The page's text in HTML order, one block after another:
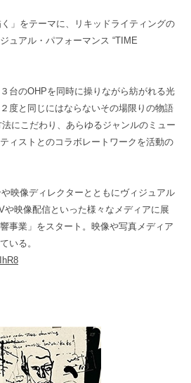
」をテーマに、リキッドライティングの
ュアル・パフォーマンス “TIME
台のOHPを同時に操りながら紡がれる光
度と同じにはならないその場限りの物語
にこだわり、あらゆるジャンルのミュー
ィストとのコラボレートワークを活動の
映像ディレクターとともにヴィジュアル
や映像配信といった様々なメディアに展
事業」をスタート。映像や写真メディア
いる。